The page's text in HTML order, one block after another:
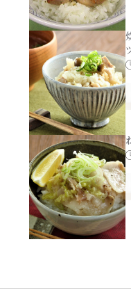
パウチのまんまシ
だしまろ麺
シャンタン鍋
おもてなし
BBQ/キャンプ
炊飯器
やみつききゃべ
だしまろ酢
聖護院かぶらのも
ハコネーゼ 完熟
ハコネーゼ 海老ク
ハコネーゼ ボロネ